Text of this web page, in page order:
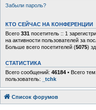
Забыли пароль?
КТО СЕЙЧАС НА КОНФЕРЕНЦИИ
Всего 331 посетитель :: 1
на активности пользователей за
Больше всего посетителей (5075)
СТАТИСТИКА
Всего сообщений: 46184 • Всего тем:
пользователь:
_tchk
Список форумов